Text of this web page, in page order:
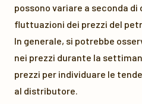
possono variare a seconda
fluttuazioni dei prezzi del
In generale, si potrebbe
nei prezzi durante la
prezzi per individuare le
al distributore.